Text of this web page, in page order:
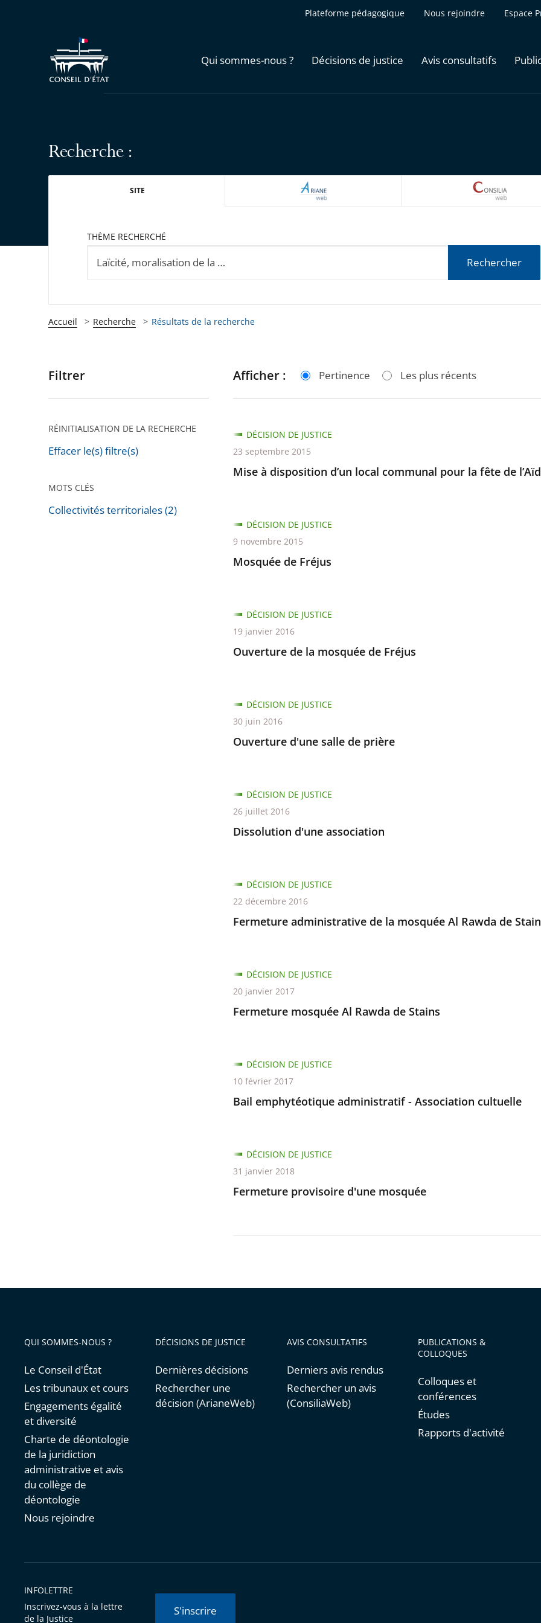
Plateforme pédagogique Nous rejoindre Espace
Qui sommes-nous ? Décisions de justice Avis consultatifs
Recherche :
SITE ARIANEWEB
THÈME RECHERCHÉ
Rechercher
Accueil Recherche Résultats de la recherche
Passer
pour
après
Filtrer
RÉINITIALISATION DE LA RECHERCHE
Effacer le(s) filtre(s)
MOTS CLÉS
Collectivités territoriales (2)
Afficher : Pertinence Les plus récents
Mise à disposition d’un local communal pour la fête de l’Aïd
DÉCISION DE JUSTICE
23 septembre 2015
Mosquée de Fréjus
DÉCISION DE JUSTICE
9 novembre 2015
Ouverture de la mosquée de Fréjus
DÉCISION DE JUSTICE
19 janvier 2016
Ouverture d'une salle de prière
DÉCISION DE JUSTICE
30 juin 2016
Dissolution d'une association
DÉCISION DE JUSTICE
26 juillet 2016
Fermeture administrative de la mosquée Al Rawda de
DÉCISION DE JUSTICE
22 décembre 2016
Fermeture mosquée Al Rawda de Stains
DÉCISION DE JUSTICE
20 janvier 2017
Bail emphytéotique administratif - Association cultuelle
DÉCISION DE JUSTICE
10 février 2017
Fermeture provisoire d'une mosquée
DÉCISION DE JUSTICE
31 janvier 2018
QUI SOMMES-NOUS ?
Le Conseil d'État
Les tribunaux et cours
Engagements égalité
et diversité
Charte de déontologie
de la juridiction
administrative et avis
du collège de
déontologie
Nous rejoindre
DÉCISIONS DE JUSTICE
Dernières décisions
Rechercher une
décision (ArianeWeb)
AVIS CONSULTATIFS
Derniers avis rendus
Rechercher un avis
(ConsiliaWeb)
PUBLICATIONS &
COLLOQUES
Colloques et
conférences
Études
Rapports d'activité
INFOLETTRE
Inscrivez-vous à la lettre
de la Justice
S'inscrire